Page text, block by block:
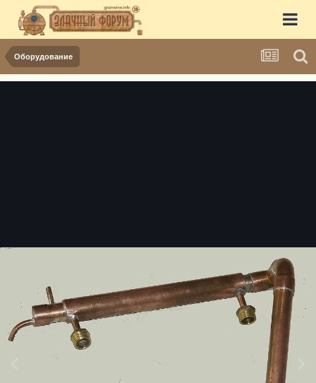
Оборудование